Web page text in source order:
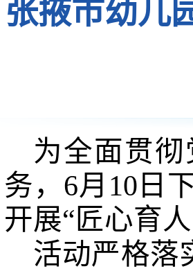
张掖市幼儿
为全面贯
务， 6月10日
开展“匠心育
活动严格落